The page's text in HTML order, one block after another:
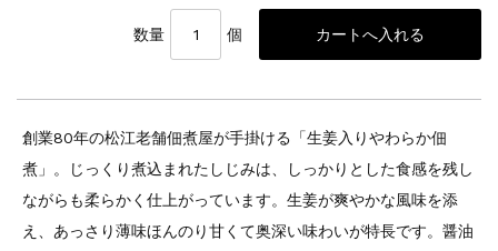
数量 個
創業80年の松江老舗佃煮屋が手掛ける「生姜入りやわらか佃
煮」。じっくり煮込まれたしじみは、しっかりとした食感を残し
ながらも柔らかく仕上がっています。生姜が爽やかな風味を添
え、あっさり薄味ほんのり甘くて奥深い味わいが特長です。醤油